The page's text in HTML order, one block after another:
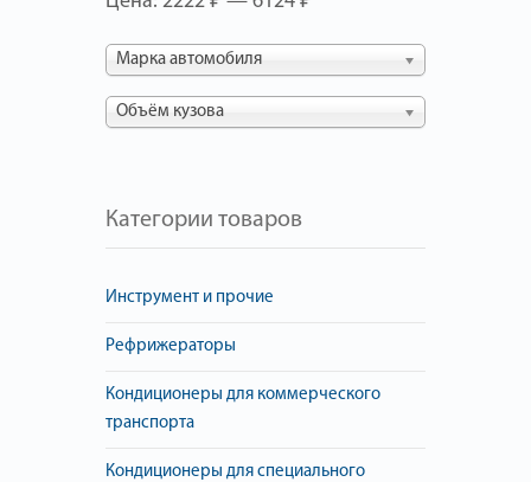
Марка автомобиля
Объём кузова
Категории товаров
Инструмент и прочие
Рефрижераторы
Кондиционеры для коммерческого
транспорта
Кондиционеры для специального